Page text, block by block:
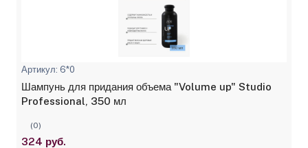
Артикул: 6*0
Шампунь для придания объема "Volume up" Studio
Professional, 350 мл
(0)
324 руб.